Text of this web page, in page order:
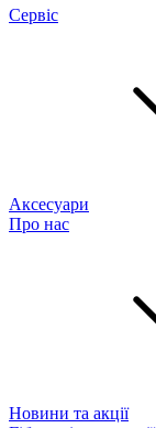
Сервіс
Аксесуари
Про нас
Новини та акції